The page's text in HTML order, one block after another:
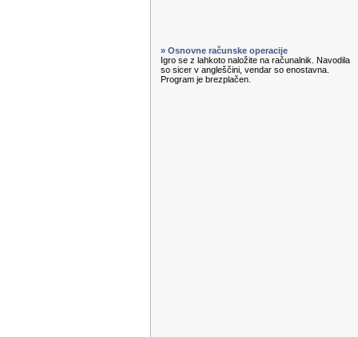
» Osnovne računske operacije
Igro se z lahkoto naložite na računalnik. Navodila
so sicer v angleščini, vendar so enostavna.
Program je brezplačen.